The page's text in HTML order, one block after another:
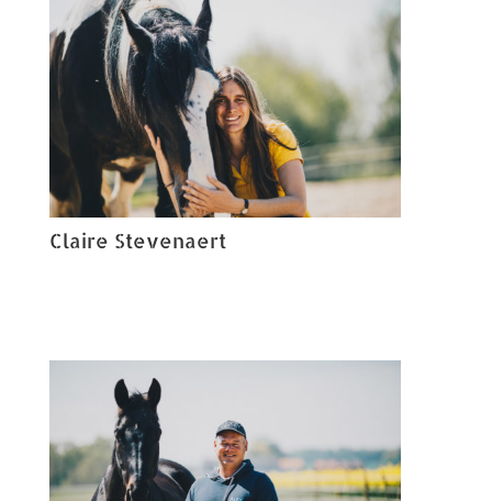
Claire Stevenaert